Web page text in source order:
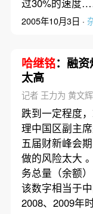
过30%的速度
2005年10月3日 ·
哈继铭：融资
太高
记者 王力为 黄文辉
跌到一定程度
理中国区副主
五届财新峰会
做的风险太大
务总量（余额
该数字相当于
2008、2009